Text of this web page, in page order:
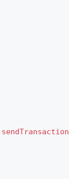
sendTransaction